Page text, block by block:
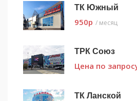
ТК Южный
950p / месяц
ТРК Союз
Цена по
ТК Ланской